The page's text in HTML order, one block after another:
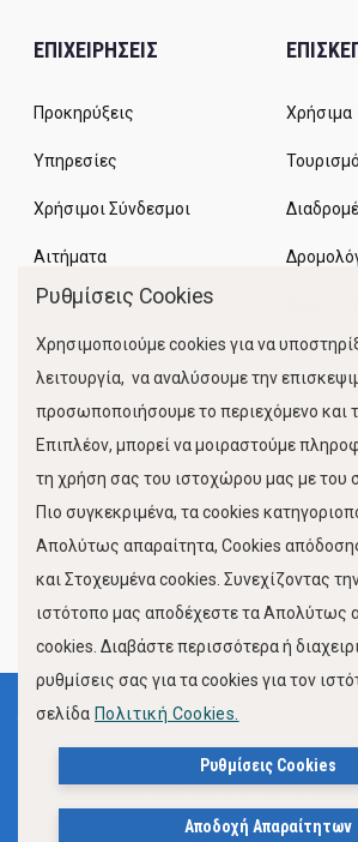
ΕΠΙΧΕΙΡΗΣΕΙΣ
Προκηρύξεις
Υπηρεσίες
Χρήσιμοι Σύνδεσμοι
Αιτήματα
Χρήσιμα
Κίνηση
FOLLOW US
Όροι Χρήσης
Πολιτική Προστασίας
Πολιτική Cookies
Ρυθμίσεις Cookies
Χρησιμοποιούμε cookies για να
λειτουργία, να αναλύσουμε την
προσωποποιήσουμε το περιεχόμενο και
Επιπλέον, μπορεί να μοιραστούμε
τη χρήση σας του ιστοχώρου μας με του
Πιο συγκεκριμένα, τα cookies
Απολύτως απαραίτητα, Cookies
και Στοχευμένα cookies. Συνεχίζοντας
ιστότοπο μας αποδέχεστε τα Απολύτως
cookies. Διαβάστε περισσότερα ή
ρυθμίσεις σας για τα cookies για τον
σελίδα Πολιτική Cookies.
Ρυθμίσεις Cookies
Αποδοχή Απαραίτητων